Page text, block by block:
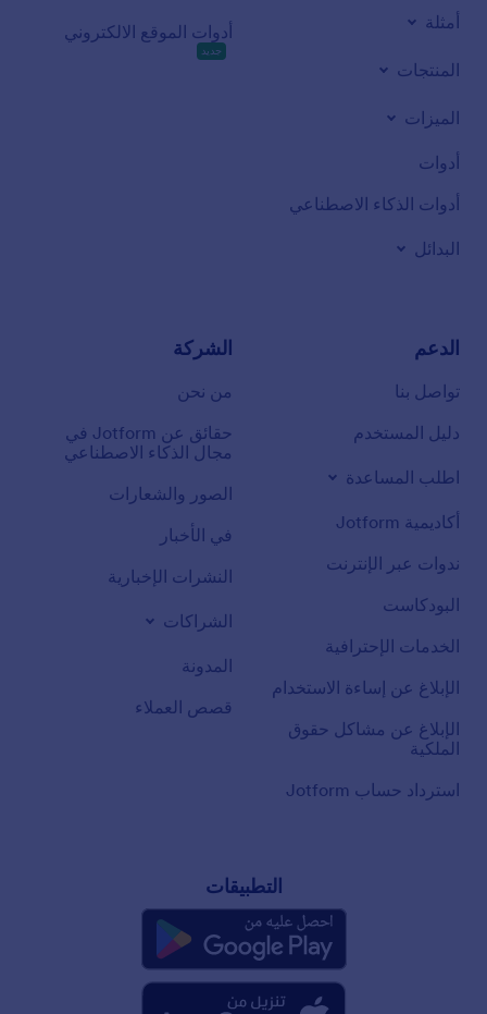
أمثلة
المنتجات
الميزات
أدوات
أدوات الذكاء الاصطناعي
البدائل
أدوات الموقع الالكتروني
جديد
الدعم
تواصل بنا
دليل المستخدم
اطلب المساعدة
أكاديمية Jotform
ندوات عبر الإنترنت
البودكاست
الخدمات الإحترافية
الإبلاغ عن إساءة الاستخدام
الإبلاغ عن مشاكل حقوق
الملكية
استرداد حساب Jotform
الشركة
من نحن
حقائق عن Jotform في
مجال الذكاء الاصطناعي
الصور والشعارات
في الأخبار
النشرات الإخبارية
الشراكات
المدونة
قصص العملاء
التطبيقات